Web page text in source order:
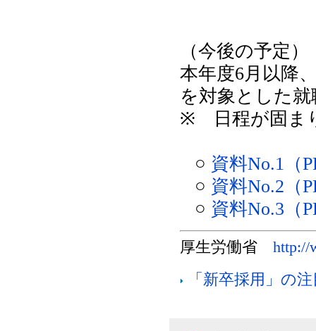
（今後の予定）
本年度6月以降
を対象とした
※ 日程が固ま
○ 資料No.1（
○ 資料No.2（
○ 資料No.3（
厚生労働省 http://
「新卒採用」の